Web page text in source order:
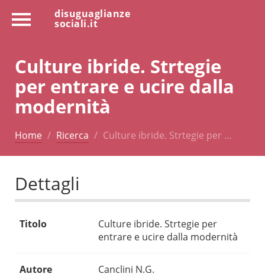
disuguaglianze
sociali.it
Culture ibride. Strtegie
per entrare e ucire dalla
modernità
Home Ricerca Culture ibride. Strtegie per …
Dettagli
Titolo
Culture ibride. Strtegie per
entrare e ucire dalla modernità
Autore Canclini N.G.